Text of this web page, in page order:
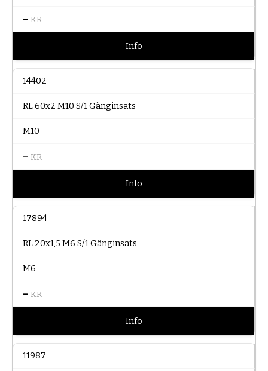
– KR
Info
14402
RL 60x2 M10 S/1 Gänginsats
M10
– KR
Info
17894
RL 20x1,5 M6 S/1 Gänginsats
M6
– KR
Info
11987